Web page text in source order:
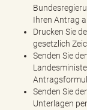
Ihren Antrag
Drucken Sie
gesetzlich
Senden Sie
Senden Sie
Unterlagen